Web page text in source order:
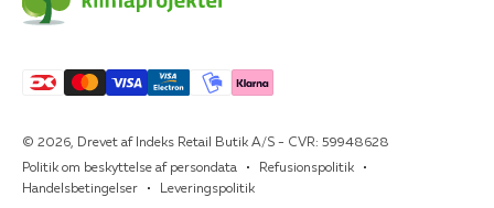
© 2026, Drevet af Indeks Retail Butik A/S - CVR: 59948628
Politik om beskyttelse af persondata
Refusionspolitik
Handelsbetingelser
Leveringspolitik